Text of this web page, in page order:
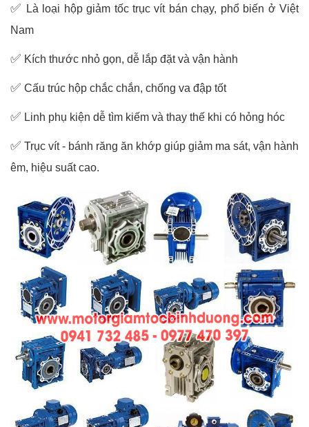
✅
Là loại hộp giảm tốc trục vít bán chạy, phổ biến ở Việt
Nam
✅ Kích thước nhỏ gọn, dễ lắp đặt và vận hành
✅ Cấu trúc hộp chắc chắn, chống va đập tốt
✅ Linh phụ kiện dễ tìm kiếm và thay thế khi có hỏng hóc
✅ Trục vít - bánh răng ăn khớp giúp giảm ma sát, vận hành
êm, hiệu suất cao.